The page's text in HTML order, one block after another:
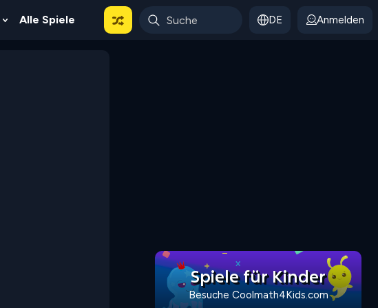
Show
Alle Spiele DE Anmelden
Spiele für Kinder
Besuche Coolmath4Kids.com